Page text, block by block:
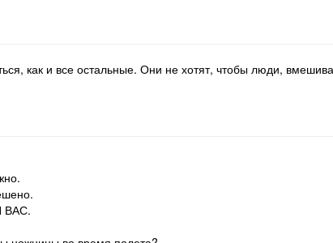
как и все остальные. Они не хотят, чтобы люди,
ВАС.